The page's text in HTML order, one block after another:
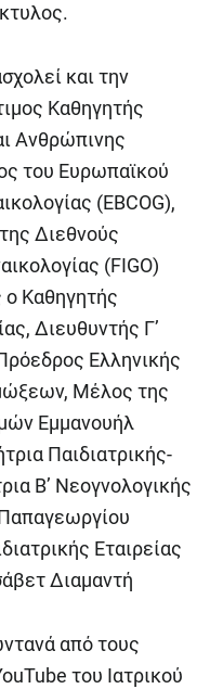
και την
Καθηγητής
Ανθρώπινης
του Ευρωπαϊκού
(EBCOG),
Διεθνούς
(FIGO)
ο Καθηγητής
Διευθυντής Γ’
Ελληνικής
Μέλος της
Εμμανουήλ
Παιδιατρικής-
Β’ Νεογνολογικής
Εταιρείας
Διαμαντή
από τους
του Ιατρικού